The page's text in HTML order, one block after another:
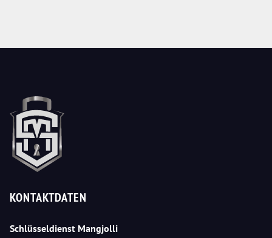
KONTAKTDATEN
Schlüsseldienst Mangjolli